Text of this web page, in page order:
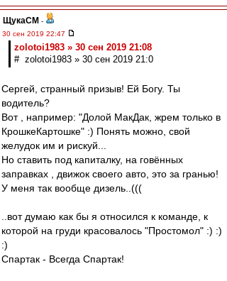
ЩукаСМ -
30 сен 2019 22:47
zolotoi1983 » 30 сен 2019 21:08
# zolotoi1983 » 30 сен 2019 21:0
Сергей, странный призыв! Ей Богу. Ты
водитель?
Вот , например: "Долой МакДак, жрем только в
КрошкеКартошке" :) Понять можно, свой
желудок им и рискуй...
Но ставить под капиталку, на говённых
заправках , движок своего авто, это за гранью!
У меня так вообще дизель..(((
..вот думаю как бы я относился к команде, к
которой на груди красовалось "Простомол" :) :)
:)
Спартак - Всегда Спартак!